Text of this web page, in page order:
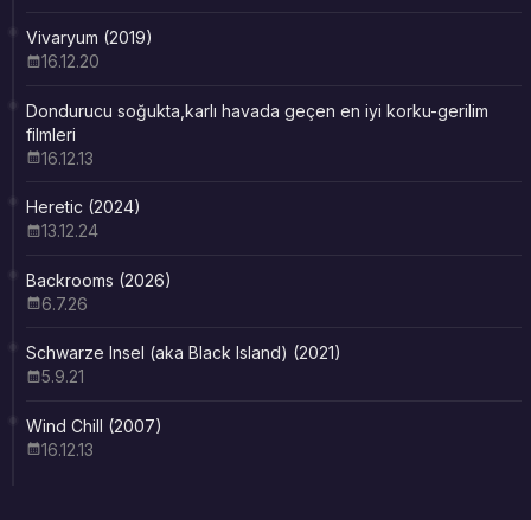
Vivaryum (2019)
16.12.20
Dondurucu soğukta,karlı havada geçen en iyi korku-gerilim
filmleri
16.12.13
Heretic (2024)
13.12.24
Backrooms (2026)
6.7.26
Schwarze Insel (aka Black Island) (2021)
5.9.21
Wind Chill (2007)
16.12.13